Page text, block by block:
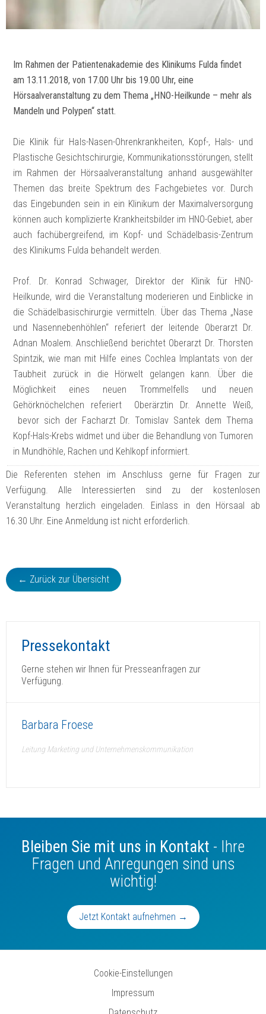
Pressekontakt
Gerne stehen wir Ihnen für Presseanfragen zur
Verfügung.
Barbara Froese
Leitung Marketing und Unternehmenskommunikation
Im Rahmen der Patientenakademie des Klinikums Fulda findet
am 13.11.2018, von 17.00 Uhr bis 19.00 Uhr, eine
Hörsaalveranstaltung zu dem Thema „HNO-Heilkunde – mehr als
Mandeln und Polypen“ statt.
Die Klinik für Hals-Nasen-Ohrenkrankheiten, Kopf-, Hals- und
Plastische Gesichtschirurgie, Kommunikationsstörungen, stellt
im Rahmen der Hörsaalveranstaltung anhand ausgewählter
Themen das breite Spektrum des Fachgebietes vor. Durch
das Eingebunden sein in ein Klinikum der Maximalversorgung
können auch komplizierte Krankheitsbilder im HNO-Gebiet, aber
auch fachübergreifend, im Kopf- und Schädelbasis-Zentrum
des Klinikums Fulda behandelt werden.
Prof. Dr. Konrad Schwager, Direktor der Klinik für HNO-
Heilkunde, wird die Veranstaltung moderieren und Einblicke in
die Schädelbasischirurgie vermitteln. Über das Thema „Nase
und Nasennebenhöhlen“ referiert der leitende Oberarzt Dr.
Adnan Moalem. Anschließend berichtet Oberarzt Dr. Thorsten
Spintzik, wie man mit Hilfe eines Cochlea Implantats von der
Taubheit zurück in die Hörwelt gelangen kann. Über die
Möglichkeit eines neuen Trommelfells und neuen
Gehörknöchelchen referiert Oberärztin Dr. Annette Weiß,
bevor sich der Facharzt Dr. Tomislav Santek dem Thema
Kopf-Hals-Krebs widmet und über die Behandlung von Tumoren
in Mundhöhle, Rachen und Kehlkopf informiert.
Die Referenten stehen im Anschluss gerne für Fragen zur
Verfügung. Alle Interessierten sind zu der kostenlosen
Veranstaltung herzlich eingeladen. Einlass in den Hörsaal ab
16.30 Uhr. Eine Anmeldung ist nicht erforderlich.
← Zurück zur Übersicht
Bleiben Sie mit uns in Kontakt - Ihre
Fragen und Anregungen sind uns
wichtig!
Jetzt Kontakt aufnehmen →
Cookie-Einstellungen
Impressum